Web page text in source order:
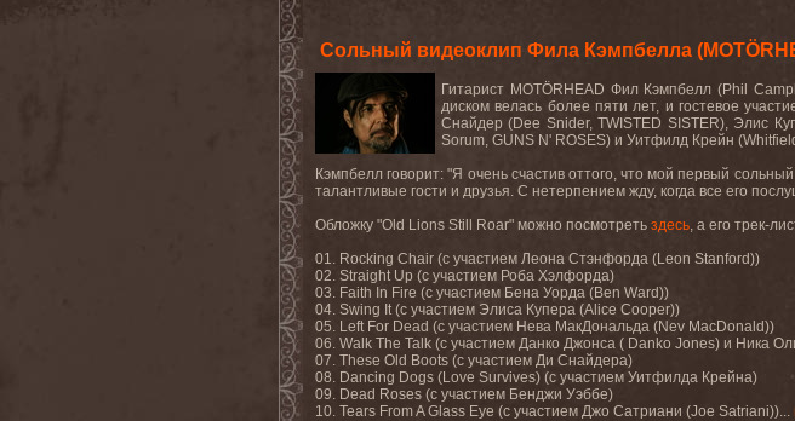
Сольный видеоклип Фила Кэмпбелла
Гитарист MOTÖRHEAD Фил Кэмпбелл (Phil
диском велась более пяти лет, и гостевое
Снайдер (Dee Snider, TWISTED SISTER), Элис
Sorum, GUNS N' ROSES) и Уитфилд Крейн
Кэмпбелл говорит: "Я очень счастив оттого, что мой первый
талантливые гости и друзья. С нетерпением жду, когда все его
Обложку "Old Lions Still Roar" можно посмотреть здесь, а его трек-
01. Rocking Chair (с участием Леона Стэнфорда (Leon Stanford))
02. Straight Up (с участием Роба Хэлфорда)
03. Faith In Fire (с участием Бена Уорда (Ben Ward))
04. Swing It(с участием Элиса Купера (Alice Cooper))
05. Left For Dead (с участием Нева МакДональда (Nev MacDonald))
06. Walk The Talk (с участием Данко Джонса ( Danko Jones) и Ника
07. These Old Boots (с участием Ди Снайдера)
08. Dancing Dogs (Love Survives) (с участием Уитфилда Крейна)
09. Dead Roses (с участием Бенджи Уэббе)
10. Tears From A Glass Eye (с участием Джо Сатриани (Joe Satriani))...